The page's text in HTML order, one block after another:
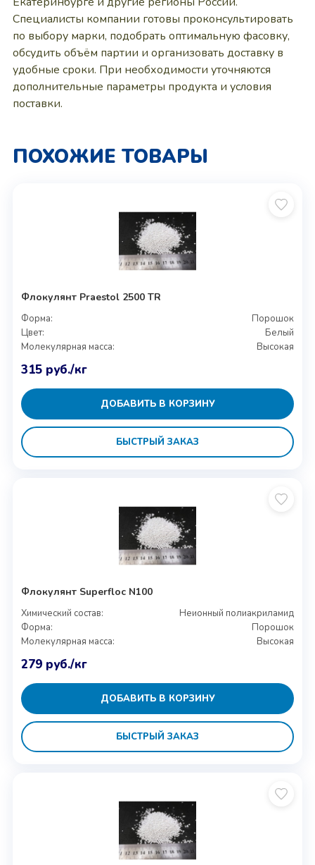
Специалисты компании готовы проконсультировать
по выбору марки, подобрать оптимальную фасовку,
обсудить объём партии и организовать доставку в
удобные сроки. При необходимости уточняются
дополнительные параметры продукта и условия
поставки.
ПОХОЖИЕ ТОВАРЫ
Флокулянт Praestol 2500 TR
Форма:
Порошок
Цвет:
Белый
Молекулярная масса:
Высокая
315 руб./кг
ДОБАВИТЬ В КОРЗИНУ
БЫСТРЫЙ ЗАКАЗ
Флокулянт Superfloc N100
Химический состав:
Неионный полиакриламид
Форма:
Порошок
Молекулярная масса:
Высокая
279 руб./кг
ДОБАВИТЬ В КОРЗИНУ
БЫСТРЫЙ ЗАКАЗ